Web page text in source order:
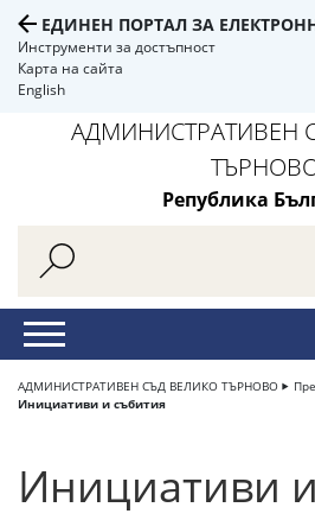
ЕДИНЕН ПОРТАЛ ЗА
Инструменти за достъпност
Карта на сайта
English
АДМИНИСТРАТИВЕН
Република
АДМИНИСТРАТИВЕН СЪД ВЕЛИКО ТЪРНОВО
Инициативи и събития
Инициативи